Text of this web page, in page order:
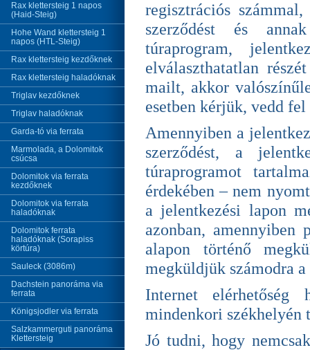
Rax klettersteig 1 napos
(Haid-Steig)
Hohe Wand klettersteig 1
napos (HTL-Steig)
Rax klettersteig kezdőknek
Rax klettersteig haladóknak
Triglav kezdőknek
Triglav haladóknak
Garda-tó via ferrata
Marmolada, a Dolomitok
csúcsa
Dolomitok via ferrata
kezdőknek
Dolomitok via ferrata
haladóknak
Dolomitok ferrata
haladóknak (Sorapiss
körtúra)
Sauleck (3086m)
Dachstein panoráma via
ferrata
Königsjodler via ferrata
Salzkammerguti panoráma
Klettersteig
regisztrációs
szerződést és
túraprogram,
elválaszthatatlan
mailt, akkor
esetben kérjük, vedd
Amennyiben a
szerződést, a
túraprogramot
érdekében – nem
a jelentkezési lapon
azonban,
alapon történő
megküldjük számodra
Internet elérhetőség
mindenkori székhelyén
Jó tudni, hogy